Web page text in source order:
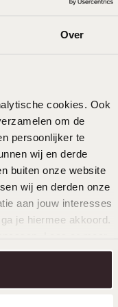
Over
cookies. Ook
om de
persoonlijker te
wij en derde
buiten onze website
wij en derden onze
aan jouw interesses
je hiermee akkoord.